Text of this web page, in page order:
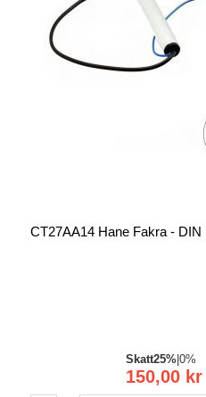
150,00 kr
Skatt25%| 0%